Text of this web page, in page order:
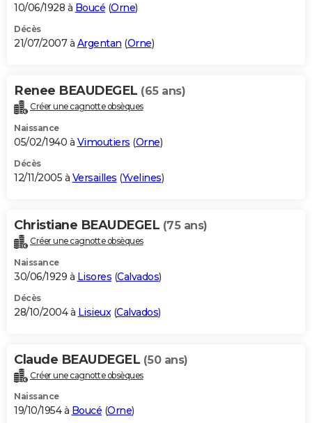
10/06/1928 à Boucé (Orne)
Décès
21/07/2007 à Argentan (Orne)
Renee BEAUDEGEL (65 ans)
Créer une cagnotte obsèques
Naissance
05/02/1940 à Vimoutiers (Orne)
Décès
12/11/2005 à Versailles (Yvelines)
Christiane BEAUDEGEL (75 ans)
Créer une cagnotte obsèques
Naissance
30/06/1929 à Lisores (Calvados)
Décès
28/10/2004 à Lisieux (Calvados)
Claude BEAUDEGEL (50 ans)
Créer une cagnotte obsèques
Naissance
19/10/1954 à Boucé (Orne)